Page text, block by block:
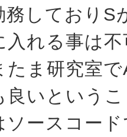
務しておりS
入れる事は
たま研究室
良いという
ソースコー